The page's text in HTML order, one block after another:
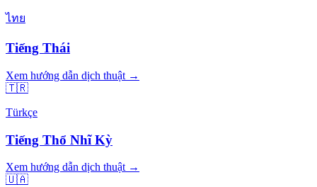
ไทย
Tiếng Thái
Xem hướng dẫn dịch thuật →
🇹🇷
Türkçe
Tiếng Thổ Nhĩ Kỳ
Xem hướng dẫn dịch thuật →
🇺🇦